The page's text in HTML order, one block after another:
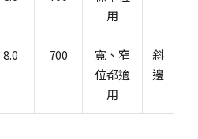
用
8.0 700
寬、窄
位都適
用
斜
邊